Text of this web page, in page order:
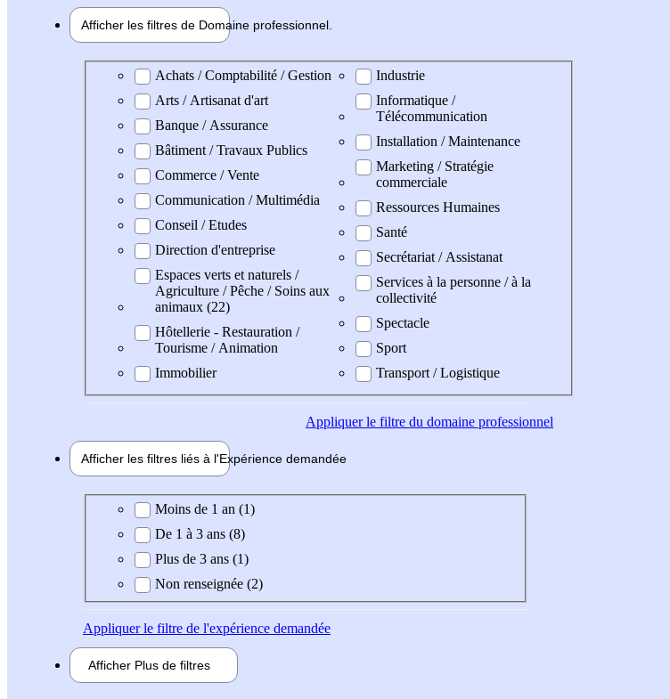
Afficher les filtres de Domaine professionnel
Domaine professionel
Achats / Comptabilité / Gestion
Arts / Artisanat d'art
Banque / Assurance
Bâtiment / Travaux Publics
Commerce / Vente
Communication / Multimédia
Conseil / Etudes
Direction d'entreprise
Espaces verts et naturels /
Agriculture / Pêche / Soins aux
animaux (22)
Hôtellerie - Restauration /
Tourisme / Animation
Immobilier
Industrie
Informatique /
Télécommunication
Installation / Maintenance
Marketing / Stratégie
commerciale
Ressources Humaines
Santé
Secrétariat / Assistanat
Services à la personne / à la
collectivité
Spectacle
Sport
Transport / Logistique
Appliquerle filtre du domaine professionnel
Afficher les filtres liés à l'Expérience demandée
Expérience demandée
Moins de 1 an (1)
De 1 à 3 ans (8)
Plus de 3 ans (1)
Non renseignée (2)
Appliquerle filtre de l'expérience demandée
Afficher Plus de filtres